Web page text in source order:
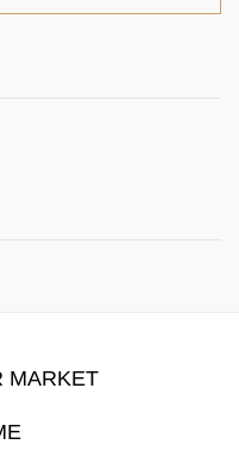
MARKET